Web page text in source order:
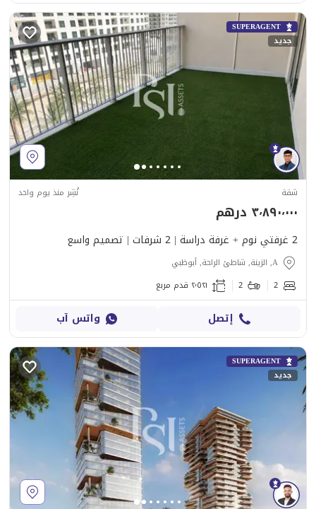
SUPERAGENT
جديد
شقة نُشِر منذ يوم واحد
٣٬٨٩٠٬٠٠٠ درهم
2 غرفتي نوم + غرفة دراسة | 2 شرفات | تصميم واسع
A, الزينة, شاطئ الراحة, أبوظبي
2
2 ٢٬٥٢١ قدم مربع
إتصل واتس آب
SUPERAGENT
جديد